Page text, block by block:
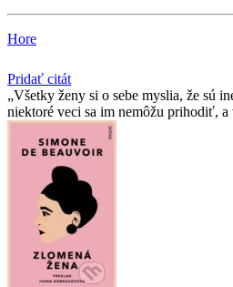
Hore
Pridať citát
Všetky ženy si o sebe myslia, že sú
niektoré veci sa im nemôžu prihodiť, a